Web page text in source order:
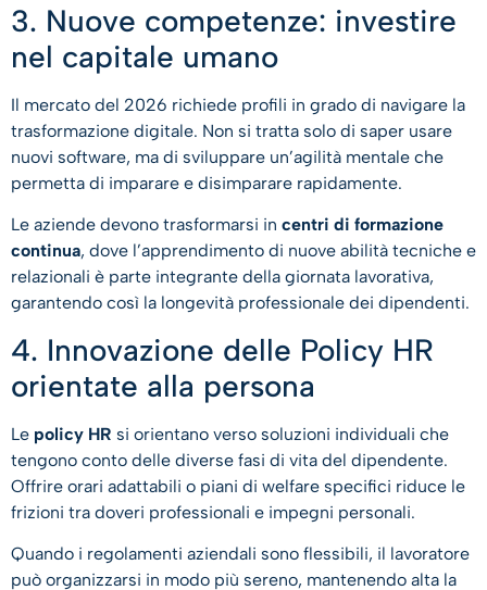
3. Nuove competenze: investire
nel capitale umano
Il mercato del 2026 richiede profili in grado di navigare la
trasformazione digitale. Non si tratta solo di saper usare
nuovi software, ma di sviluppare un’agilità mentale che
permetta di imparare e disimparare rapidamente.
Le aziende devono trasformarsi in centri di formazione
continua, dove l’apprendimento di nuove abilità tecniche e
relazionali è parte integrante della giornata lavorativa,
garantendo così la longevità professionale dei dipendenti.
4. Innovazione delle Policy HR
orientate alla persona
Le policy HR si orientano verso soluzioni individuali che
tengono conto delle diverse fasi di vita del dipendente.
Offrire orari adattabili o piani di welfare specifici riduce le
frizioni tra doveri professionali e impegni personali.
Quando i regolamenti aziendali sono flessibili, il lavoratore
può organizzarsi in modo più sereno, mantenendo alta la